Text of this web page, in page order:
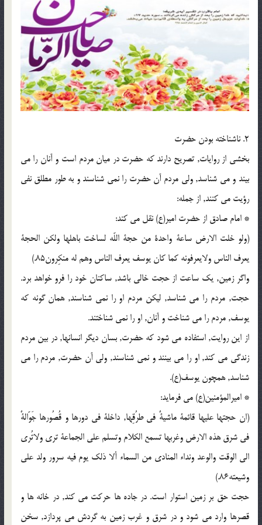
2. ناشناخته بودن حضرت
بخشی از روایات, تصریح دارند که حضرت در میان مردم است و آنان را می
بیند و می شناسد, ولی مردم آن حضرت را نمی شناسند و به طور مطلق نفی
رؤیت می کنند, از جمله:
* امام صادق از حضرت امیر(ع) نقل می کند:
(ولو خلت الارض ساعة واحدة من حجة اللّه لساخت باهلها ولکن الحجة
یعرف الناس ولایعرفونه کما کان یوسف یعرف الناس وهم له منکِرون85.)
واگر زمین, یک ساعت از حجت خالی باشد, ساکنان خود را فرو خواهد برد.
حجت, مردم را می شناسد, لیکن مردم او را نمی شناسند, همان گونه که
یوسف, مردم را می شناخت و آنان, او را نمی شناختند.
از این روایت, استفاده می شود که حضرت, بسان دیگر انسانها, در بین مردم
زندگی می کند, او را می بینند و نمی شناسند, ولی آن حضرت, مردم را می
شناسد, همچون یوسف(ع).
* امیرالمؤمنین(ع) می فرماید:
(ان حجتها علیها قائمة ماشیةٌ فی طرُقِها, داخلة فی دورها و قُصُورها جَوّالةٌ
فی شرق هذه الارض وغربها تسمع الکلام وتسلم علی الجماعة تری ولاتُری
الی الوقت والوعد ونداء المنادی من السماء ألا ذلک یوم فیه سرور ولد علی
وشیعته86.)
حجت حق بر زمین استوار است. در جاده ها حرکت می کند, در خانه ها و
قصرها وارد می شود و در شرق و غرب زمین به گردش می پردازد, سخن